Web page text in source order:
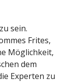
sein.
Frites,
Möglichkeit,
dem
Experten zu